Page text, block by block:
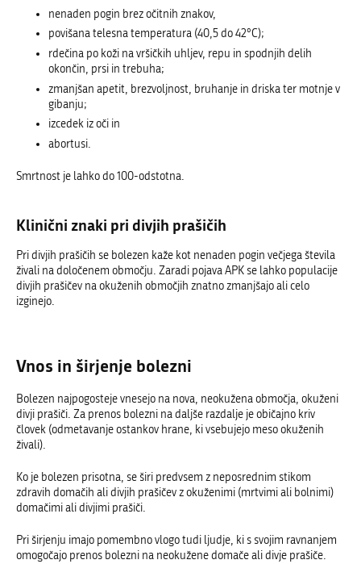
nenaden pogin brez očitnih znakov,
povišana telesna temperatura (40,5 do 42°C);
rdečina po koži na vršičkih uhljev, repu in spodnjih delih
okončin, prsi in trebuha;
zmanjšan apetit, brezvoljnost, bruhanje in driska ter motnje v
gibanju;
izcedek iz oči in
abortusi.
Smrtnost je lahko do 100-odstotna.
Klinični znaki pri divjih prašičih
Pri divjih prašičih se bolezen kaže kot nenaden pogin večjega števila
živali na določenem območju. Zaradi pojava APK se lahko populacije
divjih prašičev na okuženih območjih znatno zmanjšajo ali celo
izginejo.
Vnos in širjenje bolezni
Bolezen najpogosteje vnesejo na nova, neokužena območja, okuženi
divji prašiči. Za prenos bolezni na daljše razdalje je običajno kriv
človek (odmetavanje ostankov hrane, ki vsebujejo meso okuženih
živali).
Ko je bolezen prisotna, se širi predvsem z neposrednim stikom
zdravih domačih ali divjih prašičev z okuženimi (mrtvimi ali bolnimi)
domačimi ali divjimi prašiči.
Pri širjenju imajo pomembno vlogo tudi ljudje, ki s svojim ravnanjem
omogočajo prenos bolezni na neokužene domače ali divje prašiče.